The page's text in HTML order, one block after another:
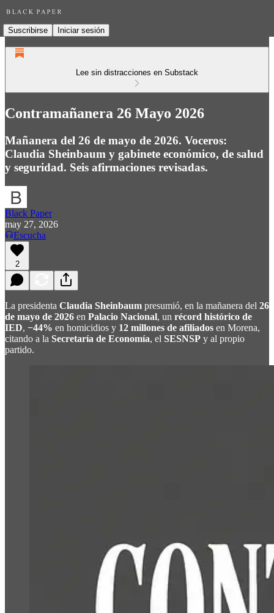
Suscribirse Iniciar sesión
Lee sin distracciones en Substack
Contramañanera 26 Mayo 2026
Mañanera del 26 de mayo de 2026. Voceros:
Claudia Sheinbaum y gabinete económico, de salud
y seguridad. Seis afirmaciones revisadas.
Black Paper
may 27, 2026
Escucha
2
La presidenta Claudia Sheinbaum presumió, en la mañanera del 26
de mayo de 2026 en Palacio Nacional, un récord histórico de
IED, −44% en homicidios y 12 millones de afiliados en Morena,
citando a la Secretaría de Economía, el SESNSP y al propio
partido.